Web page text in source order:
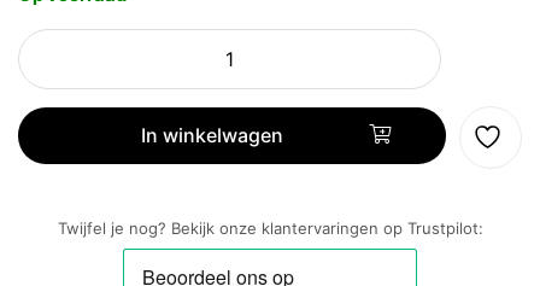
be
quiet!
Wings
2
In winkelwagen
Twijfel je nog? Bekijk onze klantervaringen op Trustpilot: